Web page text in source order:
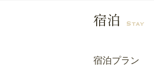
宿泊プラン